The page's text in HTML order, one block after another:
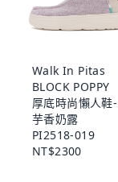
Walk In Pitas
BLOCK POPPY
厚底時尚懶人鞋-
芋香奶露
PI2518-019
NT$2300